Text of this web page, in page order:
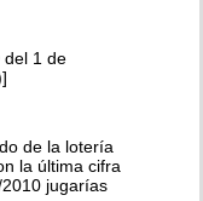
del 1 de
de la lotería
la última cifra
jugarías